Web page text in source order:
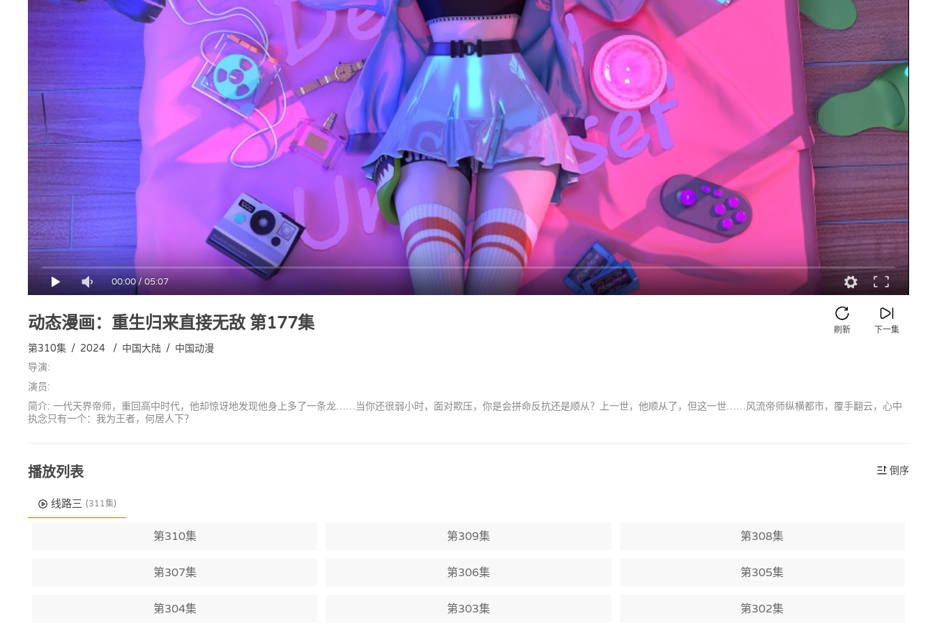
00:00/05:07
动态漫画：重生归来直接无敌 第177集 下一集
刷新
第310集 / 2024 / 中国大陆 / 中国动漫
导演:
演员:
简介: 一代天界帝师，重回高中时代，他却惊讶地发现他身上多了一条龙……当你还很弱小时，面对欺压，你是会拼命反抗还是顺从？上一世，他顺从了，但这一世……风流帝师纵横都市，覆手翻云，心中
执念只有一个：我为王者，何居人下？
播放列表 倒序
线路三 (311集)
第310集 第309集 第308集
第307集 第306集 第305集
第304集 第303集 第302集